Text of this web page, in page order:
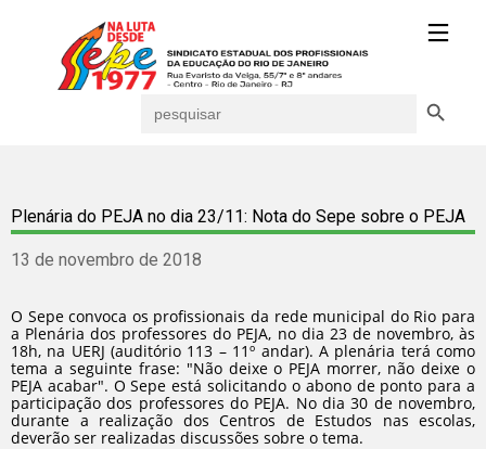
for:
Plenária do PEJA no dia 23/11: Nota do Sepe sobre o PEJA
13 de novembro de 2018
O Sepe convoca os profissionais da rede municipal do Rio para
a Plenária dos professores do PEJA, no dia 23 de novembro, às
18h, na UERJ (auditório 113 – 11º andar). A plenária terá como
tema a seguinte frase: "Não deixe o PEJA morrer, não deixe o
PEJA acabar". O Sepe está solicitando o abono de ponto para a
participação dos professores do PEJA. No dia 30 de novembro,
durante a realização dos Centros de Estudos nas escolas,
deverão ser realizadas discussões sobre o tema.